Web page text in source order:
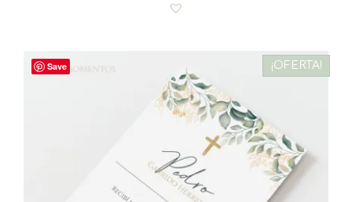
Save ¡OFERTA!